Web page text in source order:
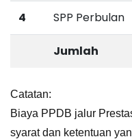
4 SPP Perbulan
Jumlah
Catatan:
Biaya PPDB jalur
syarat dan ketentuan